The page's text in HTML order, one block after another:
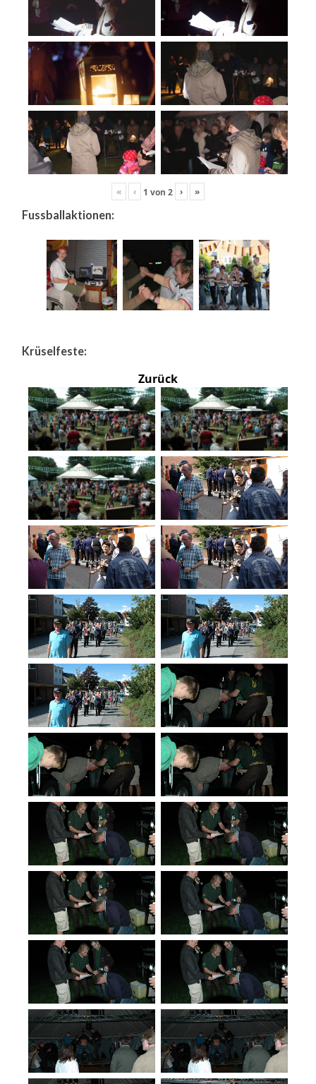
« ‹ 1 von 2 › »
Fussballaktionen:
Krüselfeste:
Zurück